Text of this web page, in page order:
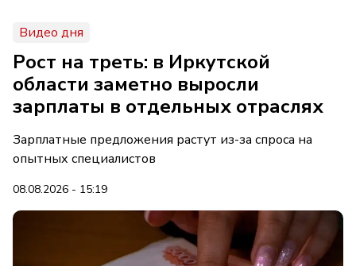
Видео дня
Рост на треть: в Иркутской
области заметно выросли
зарплаты в отдельных отраслях
Зарплатные предложения растут из-за спроса на
опытных специалистов
08.08.2026 - 15:19